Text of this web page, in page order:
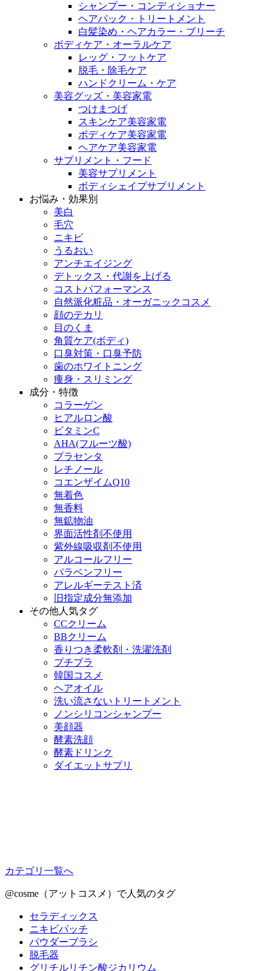
シャンプー・コンディショナー
ヘアパック・トリートメント
白髪染め・ヘアカラー・ブリーチ
ボディケア・オーラルケア
レッグ・フットケア
脱毛・除毛ケア
ハンドクリーム・ケア
美容グッズ・美容家電
つけまつげ
スキンケア美容家電
ボディケア美容家電
ヘアケア美容家電
サプリメント・フード
美容サプリメント
ボディシェイプサプリメント
お悩み・効果別
美白
毛穴
ニキビ
うるおい
アンチエイジング
デトックス・代謝を上げる
コストパフォーマンス
自然派化粧品・オーガニックコスメ
顔のテカリ
目のくま
角質ケア(ボディ)
口臭対策・口臭予防
歯のホワイトニング
痩身・スリミング
成分・特徴
コラーゲン
ヒアルロン酸
ビタミンC
AHA(フルーツ酸)
プラセンタ
レチノール
コエンザイムQ10
無着色
無香料
無鉱物油
界面活性剤不使用
紫外線吸収剤不使用
アルコールフリー
パラベンフリー
アレルギーテスト済
旧指定成分無添加
その他人気タグ
CCクリーム
BBクリーム
香りつき柔軟剤・洗濯洗剤
プチプラ
韓国コスメ
ヘアオイル
洗い流さないトリートメント
ノンシリコンシャンプー
美顔器
酵素洗顔
酵素ドリンク
ダイエットサプリ
カテゴリ一覧へ
@cosme（アットコスメ）で人気のタグ
セラディックス
ニキビパッチ
パウダーブラシ
脱毛器
グリチルリチン酸ジカリウム